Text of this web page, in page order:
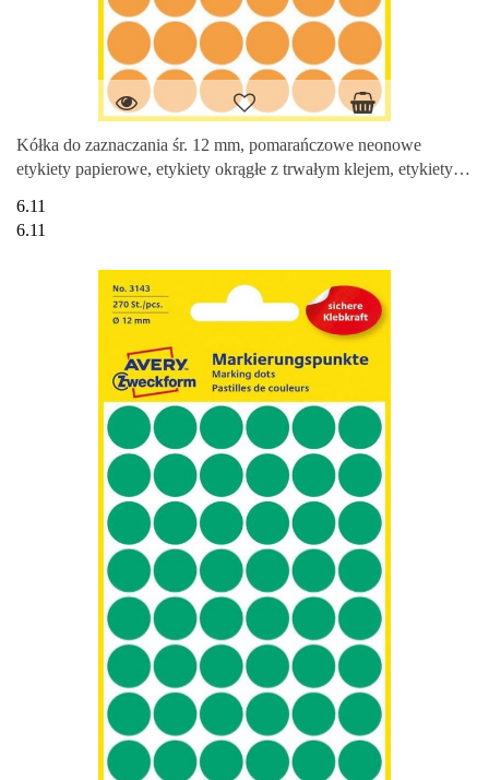
Kółka do zaznaczania śr. 12 mm, pomarańczowe neonowe
etykiety papierowe, etykiety okrągłe z trwałym klejem, etykiety
6.11
6.11